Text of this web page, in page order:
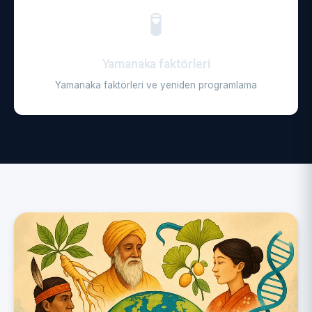
🧪
Yamanaka faktörleri
Yamanaka faktörleri ve yeniden programlama